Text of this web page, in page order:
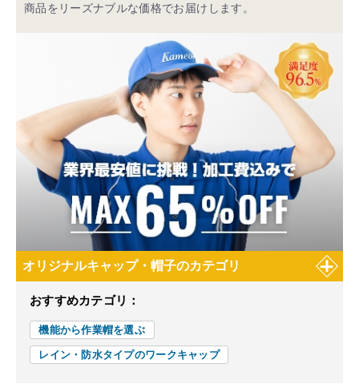
商品をリーズナブルな価格でお届けします。
オリジナルキャップ・帽子のカテゴリ
おすすめカテゴリ：
機能から作業帽を選ぶ
レイン・防水タイプのワークキャップ